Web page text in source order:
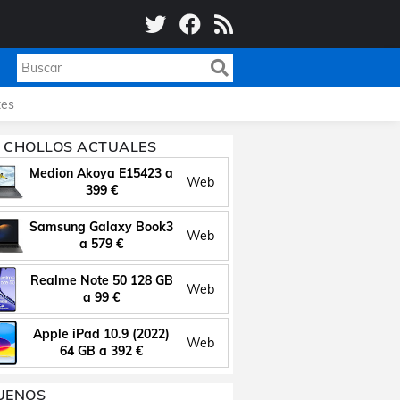
CHOLLOS ACTUALES
Medion Akoya E15423 a
399 €
Web
Samsung Galaxy Book3
a 579 €
Web
Realme Note 50 128 GB
a 99 €
Web
Apple iPad 10.9 (2022)
64 GB a 392 €
Web